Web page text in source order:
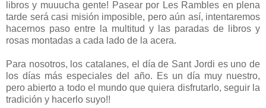
libros y muuucha gente! Pasear por Les Rambles en plena
tarde será casi misión imposible, pero aún así, intentaremos
hacernos paso entre la multitud y las paradas de libros y
rosas montadas a cada lado de la acera.
Para nosotros, los catalanes, el día de Sant Jordi es uno de
los días más especiales del año. Es un día muy nuestro,
pero abierto a todo el mundo que quiera disfrutarlo, seguir la
tradición y hacerlo suyo!!